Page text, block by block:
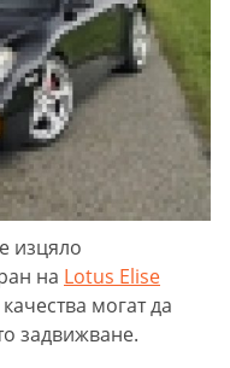
изцяло
на Lotus Elise
могат да
задвижване.